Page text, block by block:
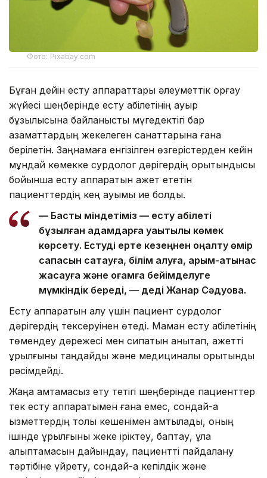
Фото: Pixabay.com
Бұған дейін есту аппараттары әлеуметтік қорғау
жүйесі шеңберінде есту қабілетінің ауыр
бұзылысына байланысты мүгедектігі бар
азаматтардың жекелеген санаттарына ғана
берілетін. Заңнамаға енгізілген өзгерістерден кейін
мұндай көмекке сурдолог дәрігердің қорытындысы
бойынша есту аппаратын қажет ететін
пациенттердің кең ауқымы ие болды.
— Басты міндетіміз — есту қабілеті
бұзылған адамдарға уақытылы көмек
көрсету. Естуді ерте кезеңнен оңалту өмір
сапасын сақтауға, білім алуға, қарым-қатынас
жасауға және қоғамға бейімделуге
мүмкіндік береді, — деді Жанар Сәдуова.
Есту аппаратын алу үшін пациент сурдолог
дәрігердің тексеруінен өтеді. Маман есту қабілетінің
төмендеу дәрежесі мен сипатын анықтап, қажетті
құрылғыны таңдайды және медициналық қорытынды
рәсімдейді.
Жаңа қамтамасыз ету тетігі шеңберінде пациенттер
тек есту аппаратымен ғана емес, сондай-ақ
қызметтердің толық кешенімен қамтылады, оның
ішінде құрылғыны жеке іріктеу, баптау, құлақ
қалыптамасын дайындау, пациентті пайдалану
тәртібіне үйрету, сондай-ақ кепілдік және